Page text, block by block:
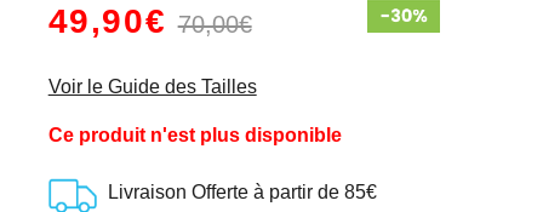
49,90€70,00€
Voir le Guide des Tailles
Ce produit n'est plus disponible
Livraison Offerte à partir de 85€